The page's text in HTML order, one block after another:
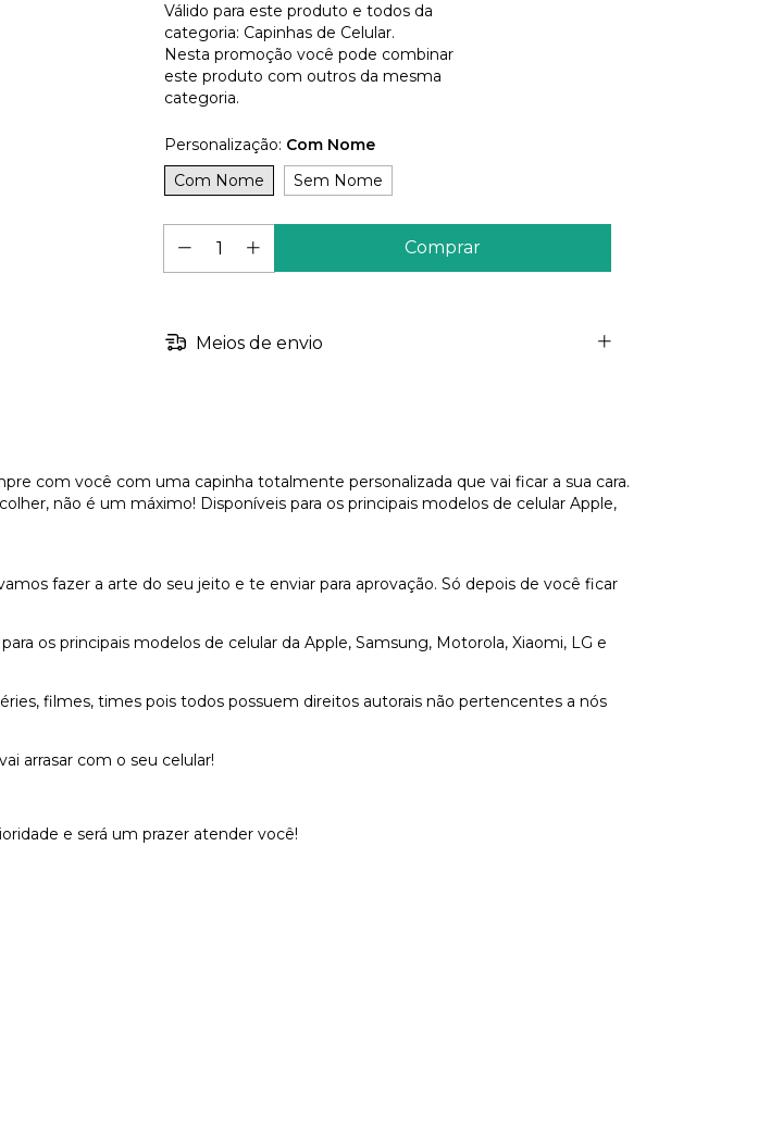
Válido para este produto e todos da
categoria: Capinhas de Celular.
Nesta promoção você pode combinar
este produto com outros da mesma
categoria.
Personalização: Com Nome
Com Nome
Sem Nome
Meios de envio
com você com uma capinha totalmente personalizada que vai ficar a sua cara.
não é um máximo! Disponíveis para os principais modelos de celular Apple,
fazer a arte do seu jeito e te enviar para aprovação. Só depois de você ficar
os principais modelos de celular da Apple, Samsung, Motorola, Xiaomi, LG e
filmes, times pois todos possuem direitos autorais não pertencentes a nós
arrasar com o seu celular!
e será um prazer atender você!